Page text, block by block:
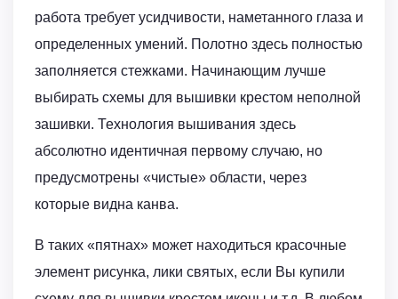
работа требует усидчивости, наметанного глаза и
определенных умений. Полотно здесь полностью
заполняется стежками. Начинающим лучше
выбирать схемы для вышивки крестом неполной
зашивки. Технология вышивания здесь
абсолютно идентичная первому случаю, но
предусмотрены «чистые» области, через
которые видна канва.
В таких «пятнах» может находиться красочные
элемент рисунка, лики святых, если Вы купили